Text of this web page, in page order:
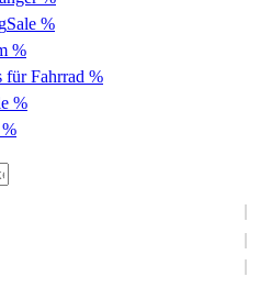
Sale %
%
für Fahrrad %
%
%